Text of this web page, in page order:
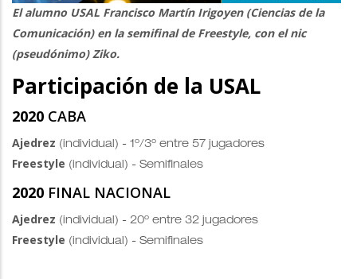
El alumno USAL Francisco Martín Irigoyen (Ciencias de la
Comunicación) en la semifinal de Freestyle, con el nic
(pseudónimo) Ziko.
Participación de la USAL
2020 CABA
Ajedrez (individual) - 1º/3º entre 57 jugadores
Freestyle (individual) - Semifinales
2020 FINAL NACIONAL
Ajedrez (individual) - 20º entre 32 jugadores
Freestyle (individual) - Semifinales